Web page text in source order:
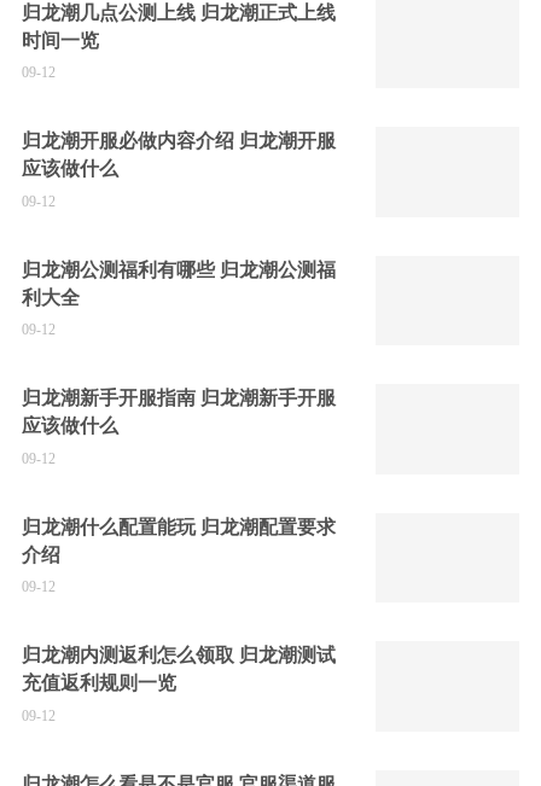
归龙潮几点公测上线 归龙潮正式上线
时间一览
09-12
归龙潮开服必做内容介绍 归龙潮开服
应该做什么
09-12
归龙潮公测福利有哪些 归龙潮公测福
利大全
09-12
归龙潮新手开服指南 归龙潮新手开服
应该做什么
09-12
归龙潮什么配置能玩 归龙潮配置要求
介绍
09-12
归龙潮内测返利怎么领取 归龙潮测试
充值返利规则一览
09-12